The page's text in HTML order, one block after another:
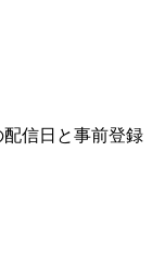
信日と事前登録